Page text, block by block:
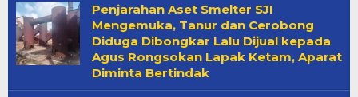
Penjarahan Aset Smelter SJI
Mengemuka, Tanur dan Cerobong
Diduga Dibongkar Lalu Dijual kepada
Agus Rongsokan Lapak Ketam, Aparat
Diminta Bertindak